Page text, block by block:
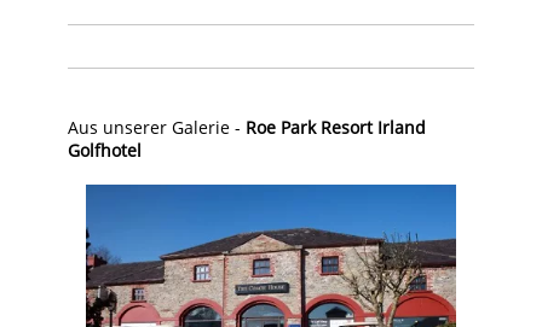
Aus unserer Galerie - Roe Park Resort Irland
Golfhotel